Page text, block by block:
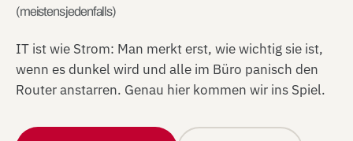
(meistens jedenfalls)
IT ist wie Strom: Man merkt erst, wie wichtig sie ist,
wenn es dunkel wird und alle im Büro panisch den
Router anstarren. Genau hier kommen wir ins Spiel.